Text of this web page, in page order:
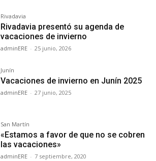
Rivadavia
Rivadavia presentó su agenda de
vacaciones de invierno
adminERE - 25 junio, 2026
Junín
Vacaciones de invierno en Junín 2025
adminERE - 27 junio, 2025
San Martín
«Estamos a favor de que no se cobren
las vacaciones»
adminERE - 7 septiembre, 2020